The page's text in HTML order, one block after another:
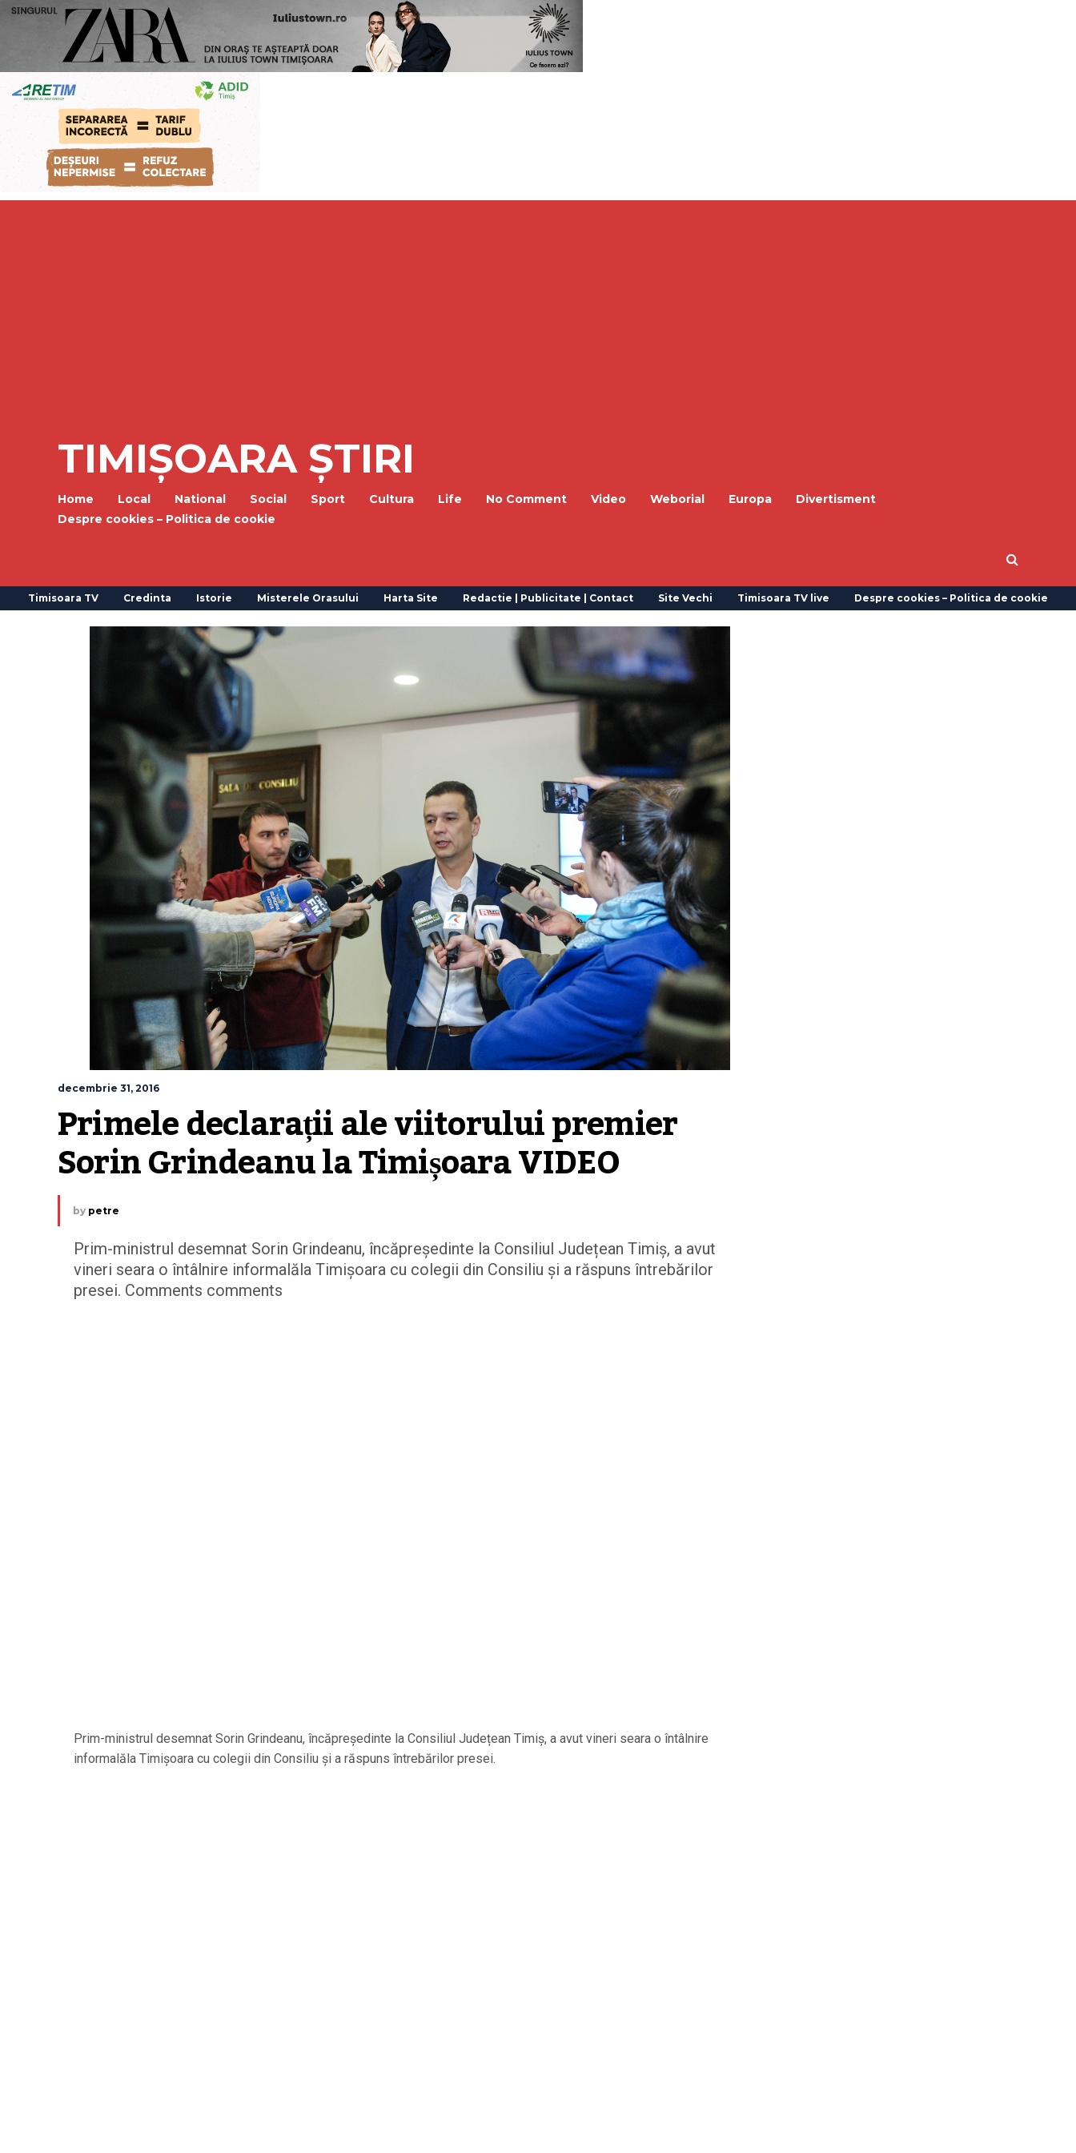
TIMIȘOARA ȘTIRI
Home Local National Social Sport Cultura Life No Comment Video Weborial Europa
Divertisment
Despre cookies – Politica de cookie
Timisoara TV Credinta Istorie Misterele Orasului Harta Site Redactie | Publicitate | Contact Site Vechi Timisoara TV live Despre cookies – Politica de cookie
decembrie 31, 2016
Primele declarații ale viitorului premier
Sorin Grindeanu la Timișoara VIDEO
by petre
Prim-ministrul desemnat Sorin Grindeanu, încăpreședinte la Consiliul Județean Timiș, a avut
vineri seara o întâlnire informalăla Timișoara cu colegii din Consiliu și a răspuns întrebărilor
presei. Comments comments
Prim-ministrul desemnat Sorin Grindeanu, încăpreședinte la Consiliul Județean Timiș, a avut vineri seara o întâlnire
informalăla Timișoara cu colegii din Consiliu și a răspuns întrebărilor presei.